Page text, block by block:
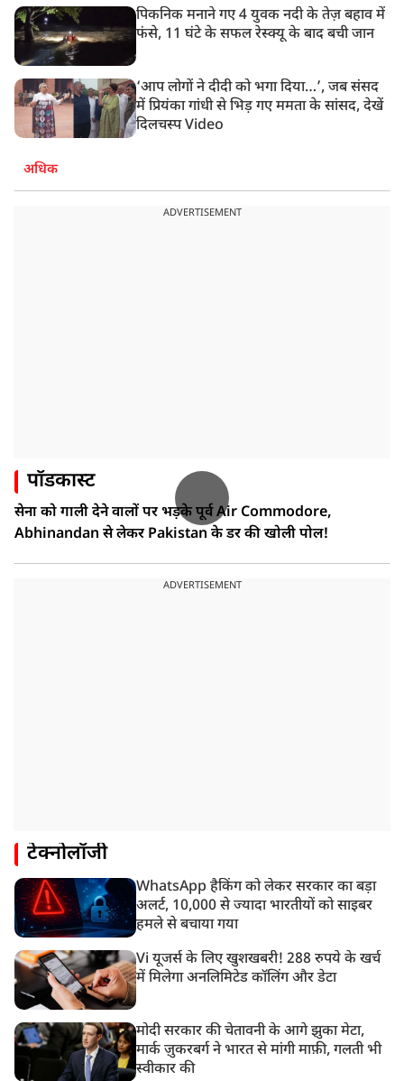
पिकनिक मनाने गए 4 युवक नदी के तेज़ बहाव में
फंसे, 11 घंटे के सफल रेस्क्यू के बाद बची जान
‘आप लोगों ने दीदी को भगा दिया…’, जब संसद
में प्रियंका गांधी से भिड़ गए ममता के सांसद, देखें
दिलचस्प Video
अधिक
ADVERTISEMENT
पॉडकास्ट
सेना को गाली देने वालों पर भड़के पूर्व Air Commodore,
Abhinandan से लेकर Pakistan के डर की खोली पोल!
ADVERTISEMENT
टेक्नोलॉजी
WhatsApp हैकिंग को लेकर सरकार का बड़ा
अलर्ट, 10,000 से ज्यादा भारतीयों को साइबर
हमले से बचाया गया
Vi यूजर्स के लिए खुशखबरी! 288 रुपये के खर्च
में मिलेगा अनलिमिटेड कॉलिंग और डेटा
मोदी सरकार की चेतावनी के आगे झुका मेटा,
मार्क ज़ुकरबर्ग ने भारत से मांगी माफ़ी, गलती भी
स्वीकार की